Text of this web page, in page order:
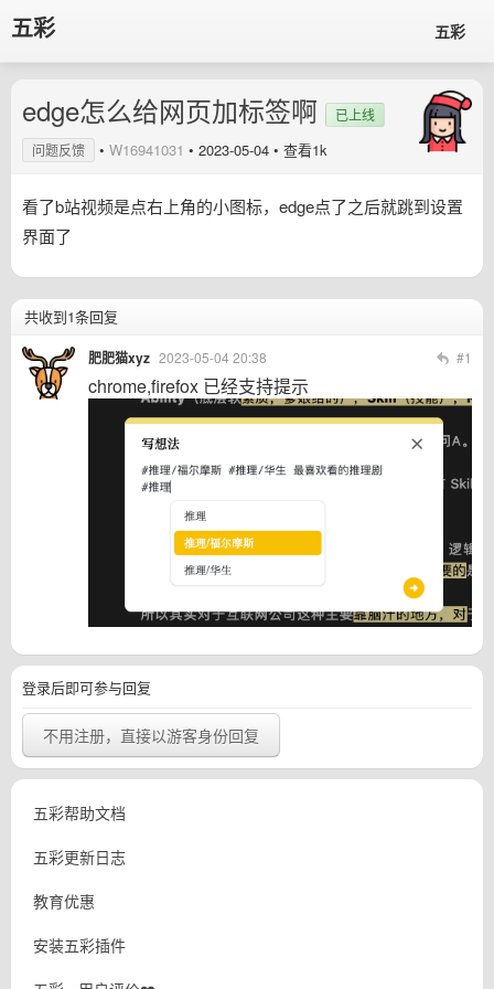
五彩 五彩
edge怎么给网页加标签啊
已上线
问题反馈
• W16941031 • 2023-05-04 • 查看1k
看了b站视频是点右上角的小图标，edge点了之后就跳到设置
界面了
共收到1条回复
肥肥猫xyz 2023-05-04 20:38 #1
chrome,firefox 已经支持提示
登录后即可参与回复
不用注册，直接以游客身份回复
五彩帮助文档
五彩更新日志
教育优惠
安装五彩插件